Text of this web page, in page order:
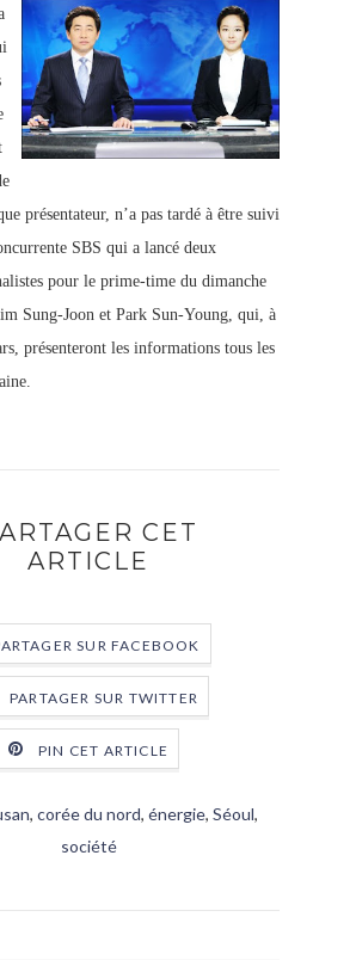
présentateur, n’a pas tardé à être suivi
SBS qui a lancé deux
pour le prime-time du dimanche
Sung-Joon et Park Sun-Young, qui, à
présenteront les informations tous les
CET
ARTICLE
SUR FACEBOOK
PARTAGER SUR TWITTER
PIN CET ARTICLE
, corée du nord, énergie, Séoul,
société